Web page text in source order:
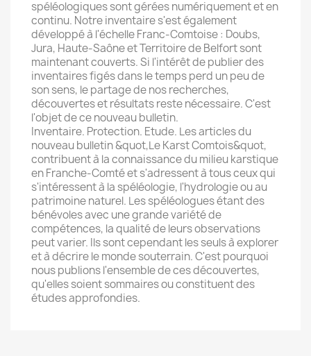
spéléologiques sont gérées numériquement et en
continu. Notre inventaire s'est également
développé à l'échelle Franc-Comtoise : Doubs,
Jura, Haute-Saône et Territoire de Belfort sont
maintenant couverts. Si l'intérêt de publier des
inventaires figés dans le temps perd un peu de
son sens, le partage de nos recherches,
découvertes et résultats reste nécessaire. C'est
l'objet de ce nouveau bulletin.
Inventaire. Protection. Etude. Les articles du
nouveau bulletin &quot,Le Karst Comtois&quot,
contribuent à la connaissance du milieu karstique
en Franche-Comté et s'adressent à tous ceux qui
s'intéressent à la spéléologie, l'hydrologie ou au
patrimoine naturel. Les spéléologues étant des
bénévoles avec une grande variété de
compétences, la qualité de leurs observations
peut varier. Ils sont cependant les seuls à explorer
et à décrire le monde souterrain. C'est pourquoi
nous publions l'ensemble de ces découvertes,
qu'elles soient sommaires ou constituent des
études approfondies.